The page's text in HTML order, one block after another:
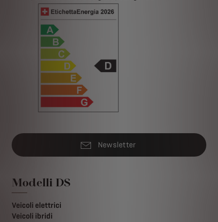
Newsletter
Modelli DS
Veicoli elettrici
Veicoli ibridi